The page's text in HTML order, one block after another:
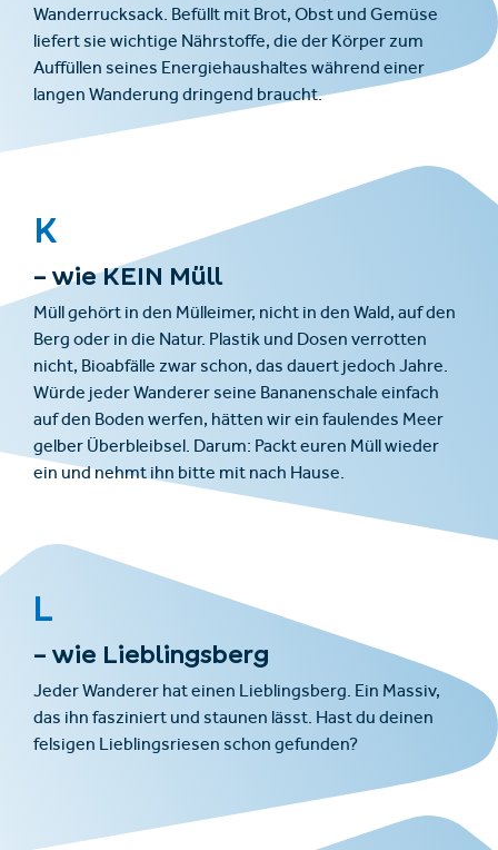
Wanderrucksack. Befüllt mit Brot, Obst und Gemüse
liefert sie wichtige Nährstoffe, die der Körper zum
Auffüllen seines Energiehaushaltes während einer
langen Wanderung dringend braucht.
K
– wie KEIN Müll
Müll gehört in den Mülleimer, nicht in den Wald, auf den
Berg oder in die Natur. Plastik und Dosen verrotten
nicht, Bioabfälle zwar schon, das dauert jedoch Jahre.
Würde jeder Wanderer seine Bananenschale einfach
auf den Boden werfen, hätten wir ein faulendes Meer
gelber Überbleibsel. Darum: Packt euren Müll wieder
ein und nehmt ihn bitte mit nach Hause.
– wie Lieblingsberg
Jeder Wanderer hat einen Lieblingsberg. Ein Massiv,
das ihn fasziniert und staunen lässt. Hast du deinen
felsigen Lieblingsriesen schon gefunden?